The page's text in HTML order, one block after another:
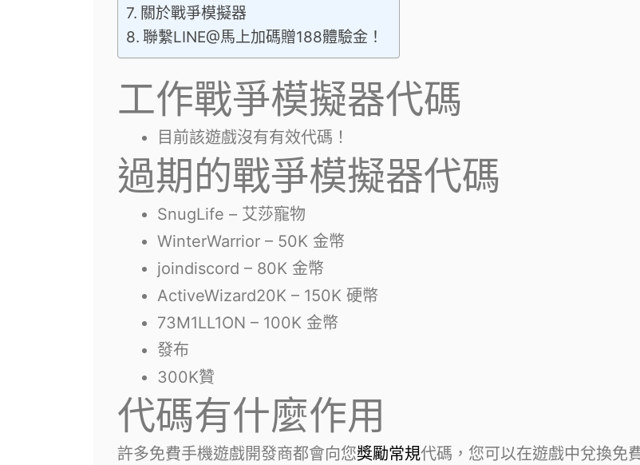
關於戰爭模擬器
聯繫LINE@馬上加碼贈188體驗金！
工作戰爭模擬器代碼
目前該遊戲沒有有效代碼！
過期的戰爭模擬器代碼
SnugLife – 艾莎寵物
WinterWarrior – 50K 金幣
joindiscord – 80K 金幣
ActiveWizard20K – 150K 硬幣
73M1LL1ON – 100K 金幣
發布
300K贊
代碼有什麼作用
許多免費手機遊戲開發商都會向您獎勵常規代碼，您可以在遊戲中兌換免